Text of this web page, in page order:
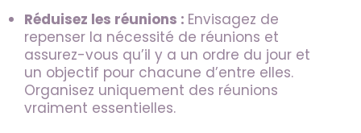
Réduisez les réunions : Envisagez de
repenser la nécessité de réunions et
assurez-vous qu’il y a un ordre du jour et
un objectif pour chacune d’entre elles.
Organisez uniquement des réunions
vraiment essentielles.